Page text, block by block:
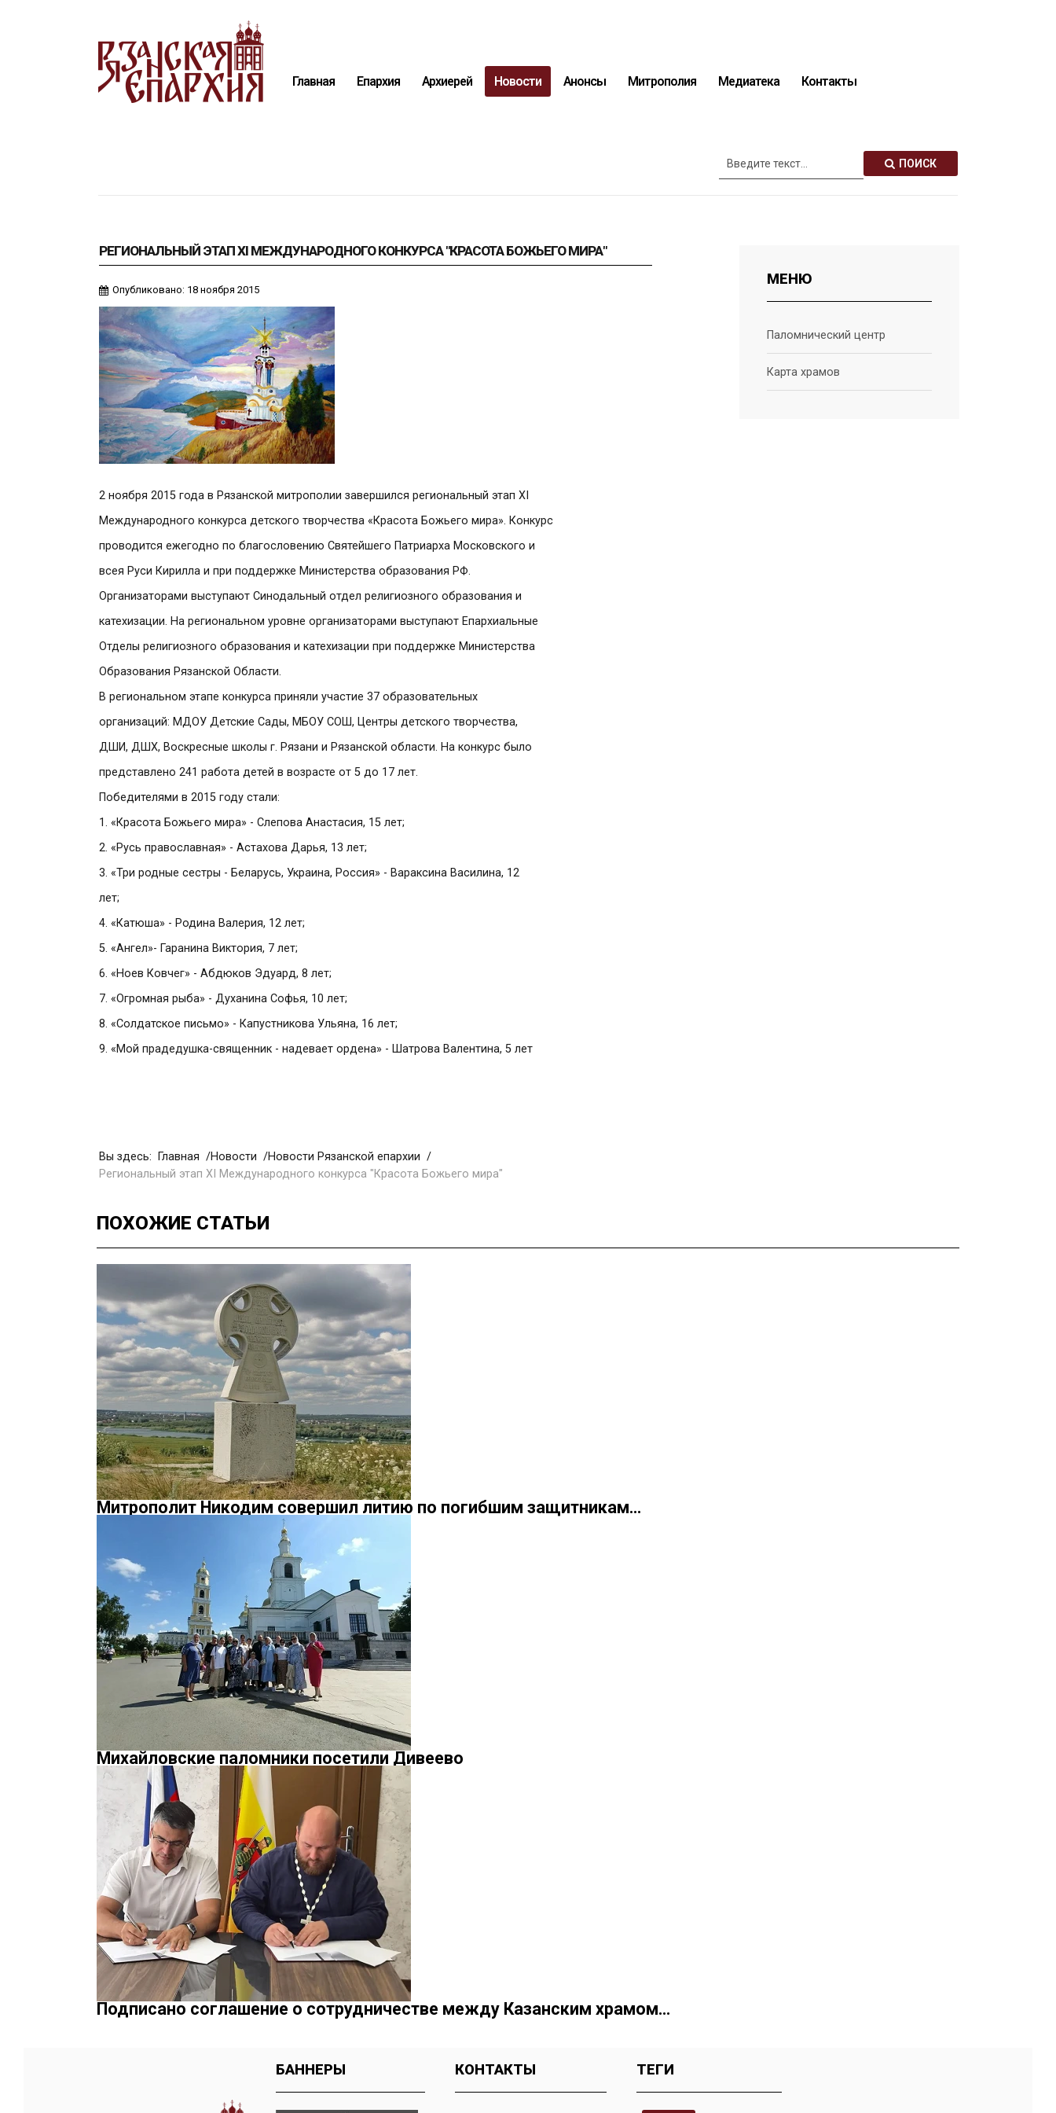
Главная Епархия Архиерей Новости Анонсы Митрополия Медиатека Контакты
ПОИСК
РЕГИОНАЛЬНЫЙ ЭТАП XI МЕЖДУНАРОДНОГО КОНКУРСА "КРАСОТА БОЖЬЕГО МИРА"
Опубликовано: 18 ноября 2015
2 ноября 2015 года в Рязанской митрополии завершился региональный этап XI
Международного конкурса детского творчества «Красота Божьего мира». Конкурс
проводится ежегодно по благословению Святейшего Патриарха Московского и
всея Руси Кирилла и при поддержке Министерства образования РФ.
Организаторами выступают Синодальный отдел религиозного образования и
катехизации. На региональном уровне организаторами выступают Епархиальные
Отделы религиозного образования и катехизации при поддержке Министерства
Образования Рязанской Области.
В региональном этапе конкурса приняли участие 37 образовательных
организаций: МДОУ Детские Сады, МБОУ СОШ, Центры детского творчества,
ДШИ, ДШХ, Воскресные школы г. Рязани и Рязанской области. На конкурс было
представлено 241 работа детей в возрасте от 5 до 17 лет.
Победителями в 2015 году стали:
1. «Красота Божьего мира» - Слепова Анастасия, 15 лет;
2. «Русь православная» - Астахова Дарья, 13 лет;
3. «Три родные сестры - Беларусь, Украина, Россия» - Вараксина Василина, 12
лет;
4. «Катюша» - Родина Валерия, 12 лет;
5. «Ангел»- Гаранина Виктория, 7 лет;
6. «Ноев Ковчег» - Абдюков Эдуард, 8 лет;
7. «Огромная рыба» - Духанина Софья, 10 лет;
8. «Солдатское письмо» - Капустникова Ульяна, 16 лет;
9. «Мой прадедушка-священник - надевает ордена» - Шатрова Валентина, 5 лет
Вы здесь: Главная Новости
Новости Рязанской епархии
Региональный этап XI Международного конкурса "Красота Божьего мира"
МЕНЮ
Паломнический центр
Карта храмов
ПОХОЖИЕ СТАТЬИ
Митрополит Никодим совершил литию по погибшим защитникам…
Михайловские паломники посетили Дивеево
Подписано соглашение о сотрудничестве между Казанским храмом…
БАННЕРЫ КОНТАКТЫ ТЕГИ